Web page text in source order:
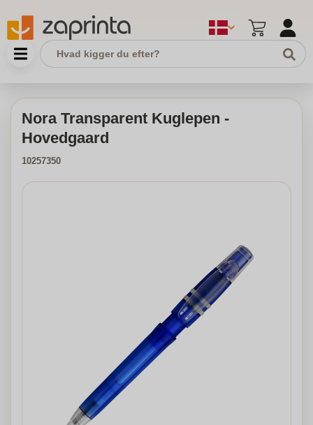
Nora Transparent Kuglepen -
Hovedgaard
10257350